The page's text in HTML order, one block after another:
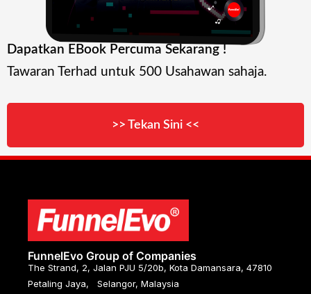
Dapatkan EBook Percuma Sekarang !
Tawaran Terhad untuk 500 Usahawan sahaja.
>> Tekan Sini <<
FunnelEvo Group of Companies
The Strand, 2, Jalan PJU 5/20b, Kota Damansara, 47810
Petaling Jaya, Selangor, Malaysia